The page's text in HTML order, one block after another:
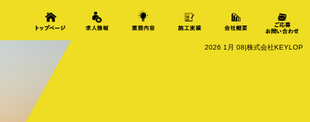
2026 1月 08|株式会社KEYLOP